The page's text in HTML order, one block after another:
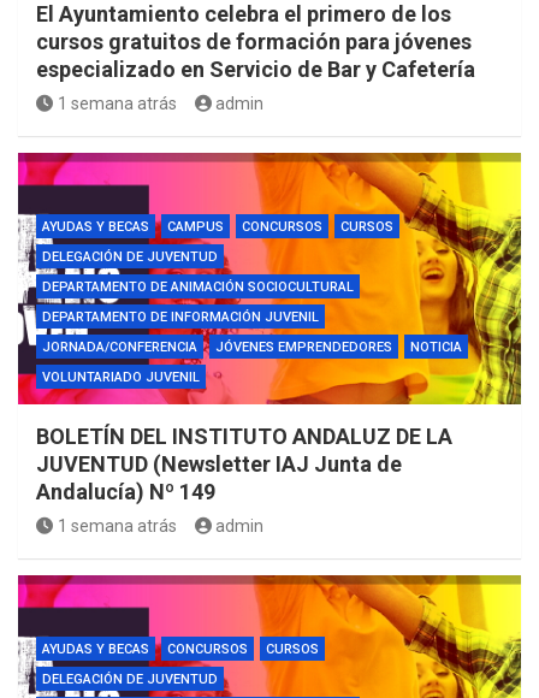
El Ayuntamiento celebra el primero de los
cursos gratuitos de formación para jóvenes
especializado en Servicio de Bar y Cafetería
1 semana atrás admin
AYUDAS Y BECAS CAMPUS CONCURSOS
CURSOS
DELEGACIÓN DE JUVENTUD
DEPARTAMENTO DE ANIMACIÓN SOCIOCULTURAL
DEPARTAMENTO DE INFORMACIÓN JUVENIL
JORNADA/CONFERENCIA
JÓVENES EMPRENDEDORES
NOTICIA
VOLUNTARIADO JUVENIL
BOLETÍN DEL INSTITUTO ANDALUZ DE LA
JUVENTUD (Newsletter IAJ Junta de
Andalucía) Nº 149
1 semana atrás admin
AYUDAS Y BECAS CONCURSOS
CURSOS
DELEGACIÓN DE JUVENTUD